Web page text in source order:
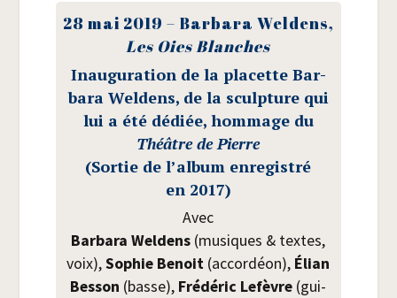
28 mai 2019 – Bar­ba­ra Wel­dens,
Les Oies Blanches
Inau­gu­ra­tion de la pla­cette Bar­
ba­ra Wel­dens, de la sculp­ture qui
lui a été dédiée, hom­mage du
Théâtre de Pierre
(Sor­tie de l’album enre­gis­tré
en 2017)
Avec
Bar­ba­ra Wel­dens (musiques & textes,
voix),Sophie Benoit (accor­déon), Élian
Bes­son (basse), Fré­dé­ric Lefèvre (gui­